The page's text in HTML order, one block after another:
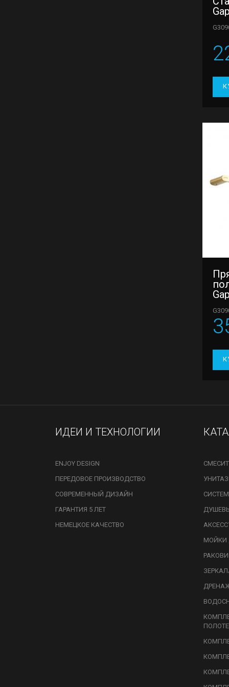
ИДЕИ И ТЕХНОЛОГИИ
ENJOY DESIGN
ПЕРЕДОВОЕ ПРОИЗВОДСТВО
СОВРЕМЕННЫЙ ДИЗАЙН
ГАРАНТИЯ 5 ЛЕТ
НЕМЕЦКОЕ КАЧЕСТВО
МОЙКИ